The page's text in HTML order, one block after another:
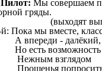
Пилот:Мы совершаем
гряды.
Пока мы вместе,
впереди - далёкий,
есть возможность
взглядом
попросить у